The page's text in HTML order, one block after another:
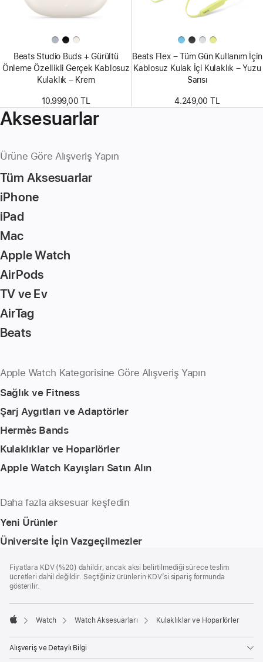
Beats Studio Buds + Gürültü
Önleme Özellikli Gerçek Kablosuz
Kulaklık – Krem
10.999,00 TL
Beats Flex – Tüm Gün Kullanım İçin
Kablosuz Kulak İçi Kulaklık – Yuzu
Sarısı
4.249,00 TL
Aksesuarlar
Ürüne Göre Alışveriş Yapın
Tüm Aksesuarlar
iPhone
iPad
Mac
Apple Watch
AirPods
TV ve Ev
AirTag
Beats
Apple Watch Kategorisine Göre Alışveriş Yapın
Sağlık ve Fitness
Şarj Aygıtları ve Adaptörler
Hermès Bands
Kulaklıklar ve Hoparlörler
Apple Watch Kayışları Satın Alın
Daha fazla aksesuar keşfedin
Yeni Ürünler
Üniversite İçin Vazgeçilmezler
Bilgi
Fiyatlara KDV (%20) dahildir, ancak aksi belirtilmediği sürece teslim
ücretleri dahil değildir. Seçtiğiniz ürünlerin KDV’si sipariş formunda
gösterilir.
Watch Watch Aksesuarları Kulaklıklar ve Hoparlörler
Alışveriş ve Detaylı Bilgi